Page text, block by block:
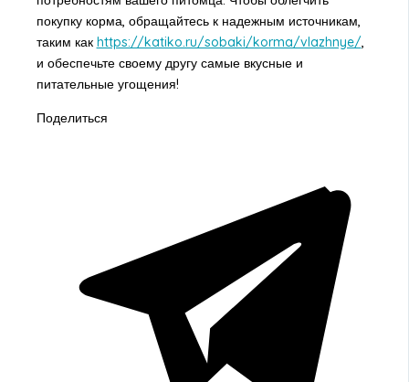
покупку корма, обращайтесь к надежным источникам,
таким как https://katiko.ru/sobaki/korma/vlazhnye/,
и обеспечьте своему другу самые вкусные и
питательные угощения!
Поделиться